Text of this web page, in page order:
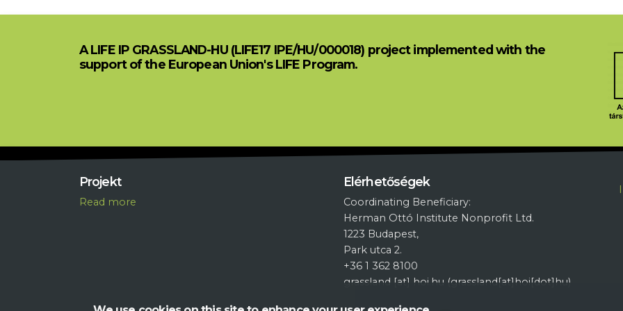
A LIFE IP GRASSLAND-HU (LIFE17 IPE/HU/000018) project implemented with the
support of the European Union's LIFE Program.
Projekt
Read more
Elérhetőségek
Coordinating Beneficiary:
Herman Ottó Institute Nonprofit Ltd.
1223 Budapest,
Park utca 2.
+36 1 362 8100
grassland [at] hoi.hu (grassland[at]hoi[dot]hu)